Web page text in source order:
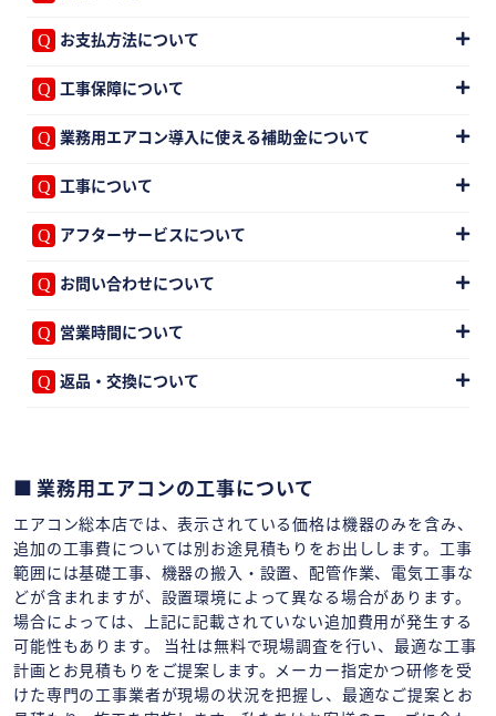
お支払方法について
工事保障について
業務用エアコン導入に使える補助金について
工事について
アフターサービスについて
お問い合わせについて
営業時間について
返品・交換について
業務用エアコンの工事について
エアコン総本店では、表示されている価格は機器のみを含み、
追加の工事費については別お途見積もりをお出しします。工事
範囲には基礎工事、機器の搬入・設置、配管作業、電気工事な
どが含まれますが、設置環境によって異なる場合があります。
場合によっては、上記に記載されていない追加費用が発生する
可能性もあります。 当社は無料で現場調査を行い、最適な工事
計画とお見積もりをご提案します。メーカー指定かつ研修を受
けた専門の工事業者が現場の状況を把握し、最適なご提案とお